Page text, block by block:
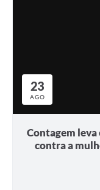
23
AGO
Contagem
contra a